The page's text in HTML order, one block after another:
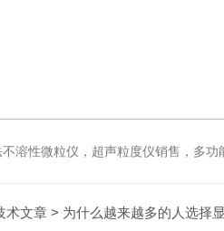
，超声粒度仪销售，多功能超声粒度抖音91视频网站，粒度及
术文章 > 为什么越来越多的人选择